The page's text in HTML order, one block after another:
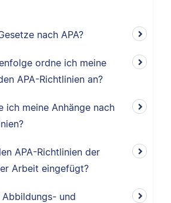
nach APA?
ordne ich meine
APA-Richtlinien an?
ich meine Anhänge nach
APA-Richtlinien der
Arbeit eingefügt?
Abbildungs- und